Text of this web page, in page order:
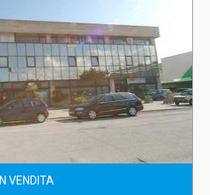
IN VENDITA